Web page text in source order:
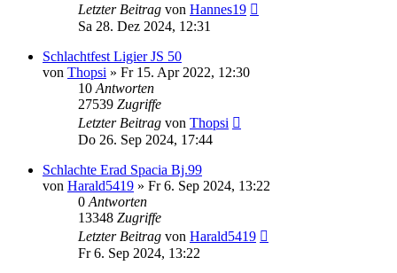
Letzter Beitrag von Hannes19
Sa 28. Dez 2024, 12:31
Schlachtfest Ligier JS 50
von Thopsi » Fr 15. Apr 2022, 12:30
10Antworten
27539 Zugriffe
Letzter Beitrag von Thopsi
Do 26. Sep 2024, 17:44
Schlachte Erad Spacia Bj.99
von Harald5419 » Fr 6. Sep 2024, 13:22
0Antworten
13348 Zugriffe
Letzter Beitrag von Harald5419
Fr 6. Sep 2024, 13:22